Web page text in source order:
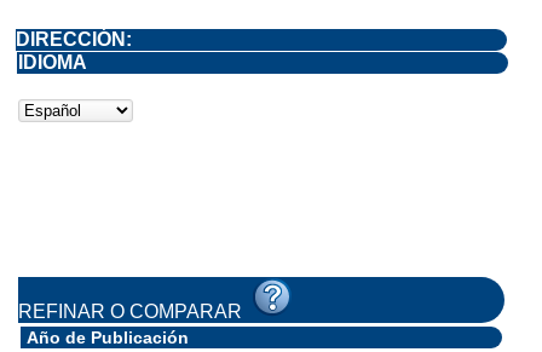
DIRECCIÓN:
IDIOMA
REFINAR O COMPARAR
Año de Publicación